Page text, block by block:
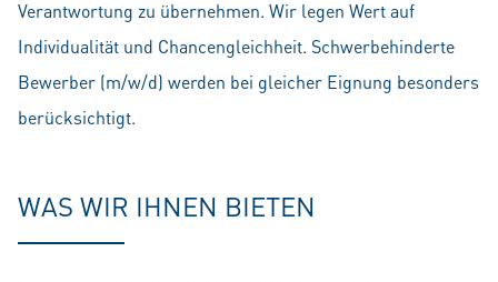
Verantwortung zu übernehmen. Wir legen Wert auf
Individualität und Chancengleichheit. Schwerbehinderte
Bewerber (m/w/d) werden bei gleicher Eignung besonders
berücksichtigt.
WAS WIR IHNEN BIETEN